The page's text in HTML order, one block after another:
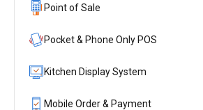
Point of Sale
Pocket & Phone Only POS
Kitchen Display System
Mobile Order & Payment